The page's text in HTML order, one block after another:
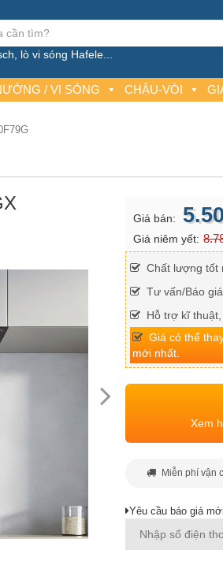
lò vi sóng Hafele...
/ VI SÓNG CHẬU-VÒI
Giá bán:
Giá niêm yết:
Chất lượng tốt
Tư vấn/Báo
Hỗ trợ kĩ
Giá có thể
mới nhất.
Xem
Miễn phí vận
Yêu cầu báo giá